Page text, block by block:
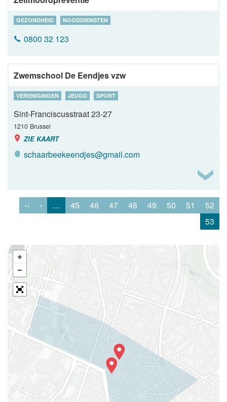
GEZONDHEID NOODDIENSTEN
0800 32 123
Zwemschool De Eendjes vzw
VERENIGINGEN JEUGD SPORT
Sint-Franciscusstraat 23-27
1210 Brussel
ZIE KAART
schaarbeekeendjes@gmail.com
‹‹ ‹ … 45 46 47 48 49 50 51
52
53